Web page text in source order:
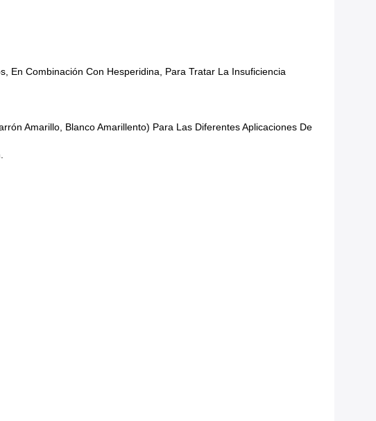
En Combinación Con Hesperidina, Para Tratar La Insuficiencia
Amarillo, Blanco Amarillento) Para Las Diferentes Aplicaciones De